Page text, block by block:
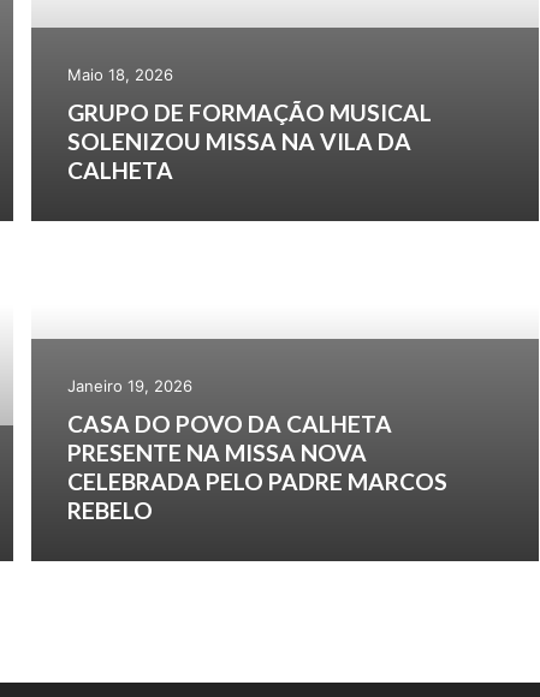
Maio 18, 2026
GRUPO DE FORMAÇÃO MUSICAL
SOLENIZOU MISSA NA VILA DA
CALHETA
Janeiro 19, 2026
CASA DO POVO DA CALHETA
PRESENTE NA MISSA NOVA
CELEBRADA PELO PADRE MARCOS
REBELO